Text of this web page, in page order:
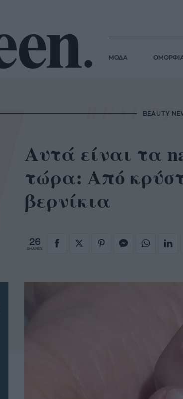
ΜΟΔΑ
BEAUTY
Αυτά είναι τα
τώρα: Από
βερνίκια
26
SHARES